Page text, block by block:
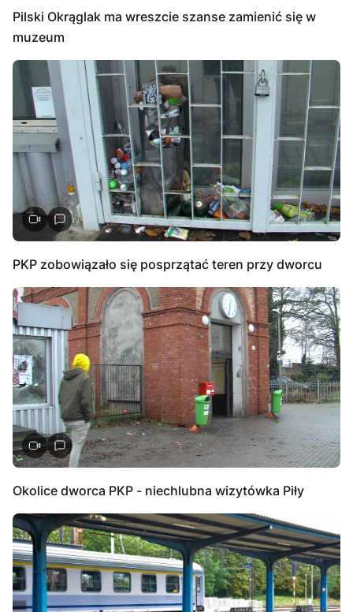
Pilski Okrąglak ma wreszcie szanse zamienić się w
muzeum
PKP zobowiązało się posprzątać teren przy dworcu
Okolice dworca PKP - niechlubna wizytówka Piły